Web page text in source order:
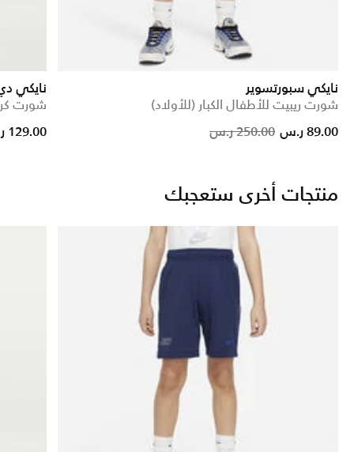
نايكي سبورتسوير
شورت ريبيت للأطفال الكبار (للأولاد)
Price reduced
250.00 ر.س to 89.00 ر.س
نايكي
شورت كرة
129.00 ر.س
منتجات أخرى ستعجبك